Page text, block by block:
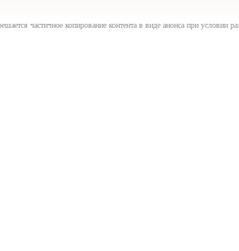
частичное копирование контента в виде анонса при условии